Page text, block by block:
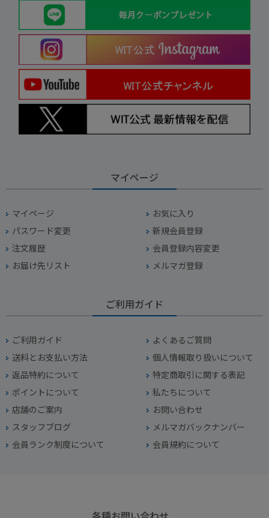
マイページ
マイページ
お気に入り
パスワード変更
新規会員登録
注文履歴
会員登録内容変更
お届け先リスト
メルマガ登録
ご利用ガイド
ご利用ガイド
よくあるご質問
送料とお支払い方法
個人情報取り扱いについて
返品特約について
特定商取引に関する表記
ポイントについて
私たちについて
店舗のご案内
お問い合わせ
スタッフブログ
メルマガバックナンバー
会員ランク制度について
会員規約について